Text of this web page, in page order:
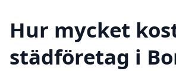
Hur mycket
städföretag i